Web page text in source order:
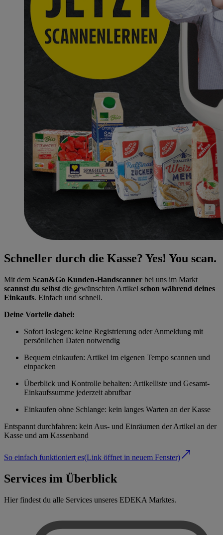
Schneller durch die Kasse? Yes! You scan.
Mit dem Scan&Go Kunden-Handscanner bei uns im Markt
scannst du selbst die gewünschten Artikel schon während deines
Einkaufs. Einfach und schnell.
Deine Vorteile dabei:
Sofort loslegen: keine Registrierung oder Anmeldung mit
persönlichen Daten notwendig
Bequem einkaufen: Artikel im eigenen Tempo scannen und
einpacken
Überblick und Kontrolle behalten: Artikelliste und Gesamt-
Einkaufssumme jederzeit abrufbar
Einkaufen ohne Schlange: kein langes Warten an der Kasse
Entspannt durchfahren: kein Aus- und Einräumen der Artikel an der
Kasse und am Kassenband
So einfach funktioniert es(Link öffnet in neuem Fenster)
Services im Überblick
Hier findest du alle Services unseres EDEKA Marktes.